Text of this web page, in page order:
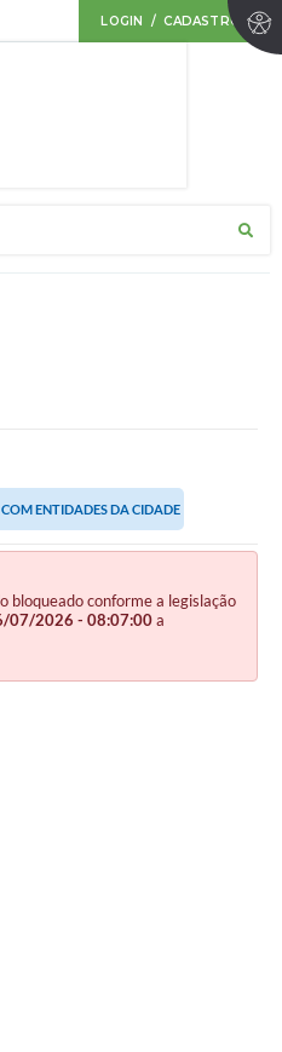
LOGIN / CADASTRO
ENTIDADES DA CIDADE
bloqueado conforme a legislação
07/2026 - 08:07:00a